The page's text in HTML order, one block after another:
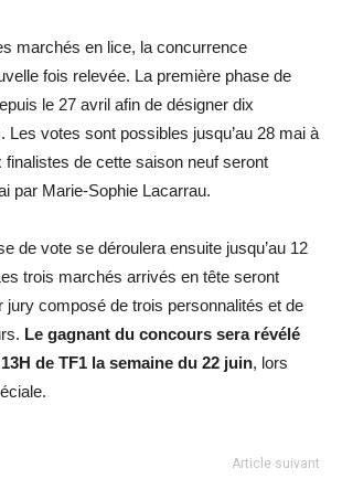
marchés en lice, la concurrence
fois relevée. La première phase de
le 27 avril afin de désigner dix
Les votes sont possibles jusqu’au 28 mai à
finalistes de cette saison neuf seront
par Marie-Sophie Lacarrau.
de vote se déroulera ensuite jusqu’au 12
trois marchés arrivés en tête seront
jury composé de trois personnalités et de
Le gagnant du concours sera révélé
de TF1 la semaine du 22 juin, lors
Article suivant